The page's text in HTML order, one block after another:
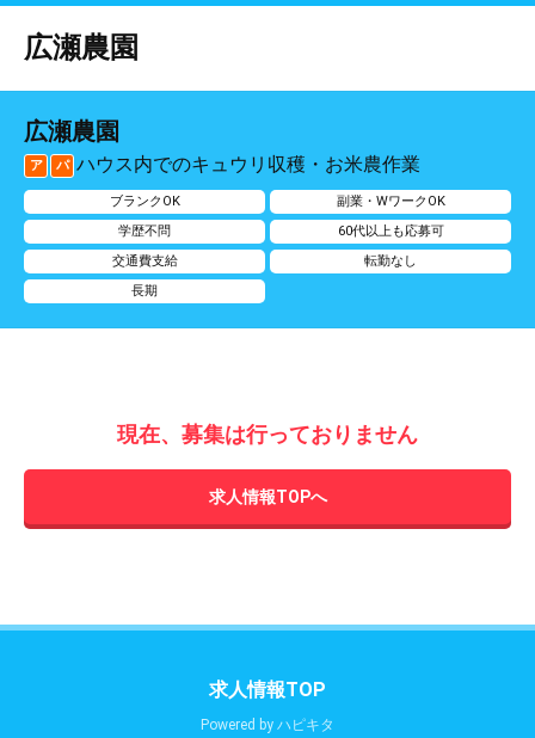
広瀬農園
広瀬農園
ア パ ハウス内でのキュウリ収穫・お米農作業
ブランクOK
副業・WワークOK
学歴不問
60代以上も応募可
交通費支給
転勤なし
長期
現在、募集は行っておりません
求人情報TOPへ
求人情報TOP
Powered by ハピキタ